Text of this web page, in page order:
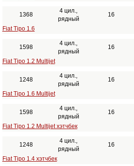
1368
4 цил.,
рядный
16
Fiat Tipo 1.6
1598
4 цил.,
рядный
16
Fiat Tipo 1.2 Multijet
1248
4 цил.,
рядный
16
Fiat Tipo 1.6 Multijet
1598
4 цил.,
рядный
16
Fiat Tipo 1.2 Multijet хэтчбек
1248
4 цил.,
рядный
16
Fiat Tipo 1.4 хэтчбек